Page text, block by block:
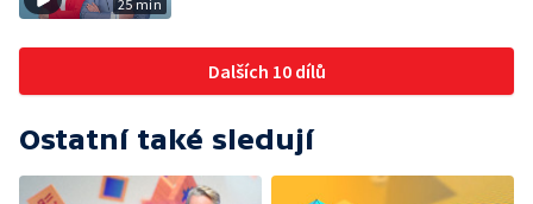
25 min
Dalších 10 dílů
Ostatní také sledují